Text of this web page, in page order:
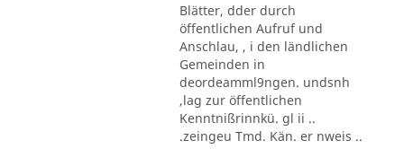
Blätter, dder durch
öffentlichen Aufruf und
Anschlau, , i den ländlichen
Gemeinden in
deordeamml9ngen. undsnh
,lag zur öffentlichen
Kenntnißrinnkü. gl ii ..
.zeingeu Tmd. Kän. er nweis ..